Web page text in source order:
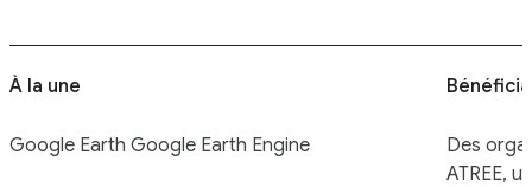
À la une
Google Earth Google Earth Engine
Des
ATREE,